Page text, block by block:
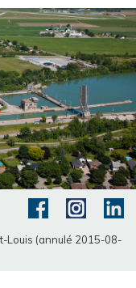
Louis (annulé 2015-08-